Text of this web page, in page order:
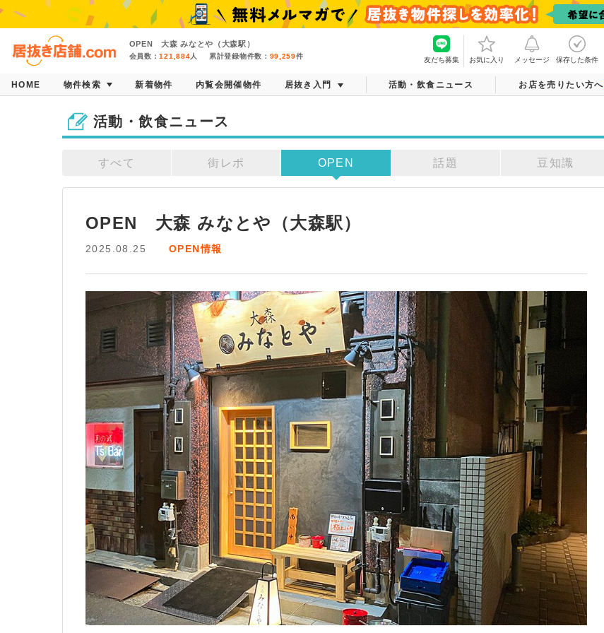
OPEN 大森 みなとや（大森駅）
会員数：121,884人 累計登録物件数： 99,259件 友だち募集 お気に入り メッセージ 保存した条件
HOME 物件検索 新着物件 内覧会開催物件 居抜き入門 活動・飲食ニュース お店を売りたい方へ
活動・飲食ニュース
すべて 街レポ OPEN 話題 豆知識
OPEN　大森 みなとや（大森駅）
2025.08.25 OPEN情報